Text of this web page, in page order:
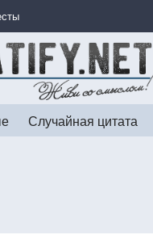
Случайная цитата